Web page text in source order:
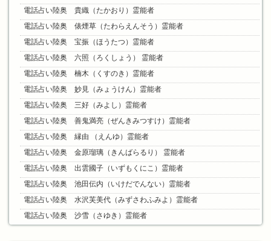
電話占い陸奥 貴織（たかおり）霊能者
電話占い陸奥 俵煙草（たわらえんそう）霊能者
電話占い陸奥 宝振（ほうたつ）霊能者
電話占い陸奥 六照（ろくしょう） 霊能者
電話占い陸奥 楠木（くすのき）霊能者
電話占い陸奥 妙見（みょうけん）霊能者
電話占い陸奥 三好（みよし）霊能者
電話占い陸奥 善鬼満亮（ぜんきみつすけ）霊能者
電話占い陸奥 縁由 （えんゆ）霊能者
電話占い陸奥 金原瑠璃（きんばらるり） 霊能者
電話占い陸奥 出雲國子（いずもくにこ）霊能者
電話占い陸奥 池田伝内（いけだでんない）霊能者
電話占い陸奥 水沢芙美代（みずさわふみよ）霊能者
電話占い陸奥 沙雪（さゆき）霊能者